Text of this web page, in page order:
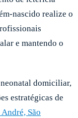
nascido realize o
e mantendo o
domiciliar,
estratégicas de
São